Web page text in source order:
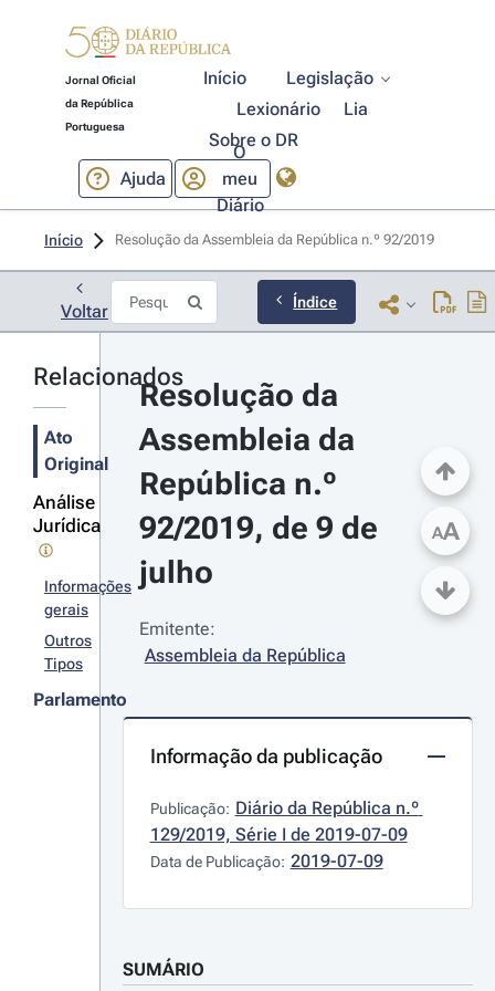
Jornal Oficial
da República
Portuguesa
Início
Legislação
Lexionário
Lia
Sobre o DR
Ajuda
O
meu
Diário
Início Resolução da Assembleia da República n.º 92/2019
Voltar Índice
Relacionados
Ato
Original
Análise
Jurídica
Informações
gerais
Outros
Tipos
Parlamento
Resolução da
Assembleia da
República n.º
92/2019, de 9 de
julho
Emitente:
Assembleia da República
Informação da publicação
Publicação: Diário da República n.º
129/2019, Série I de 2019-07-09
Data de Publicação: 2019-07-09
SUMÁRIO
AA